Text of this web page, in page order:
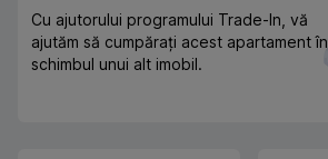
Cu ajutorului programului Trade-In, vă
ajutăm să cumpărați acest apartament în
schimbul unui alt imobil.